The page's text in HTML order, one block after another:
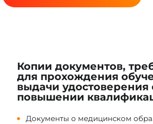
Копии документов,
для прохождения
выдачи удостоверения
повышении
Документы о медицинском